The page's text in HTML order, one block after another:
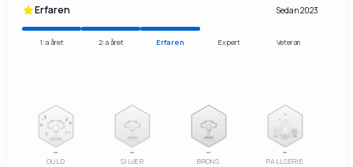
Erfaren Sedan 2023
1:a året 2:a året Erfaren Expert Veteran
–
GULD
–
SILVER
3
–
BRONS
–
PALLSERIE